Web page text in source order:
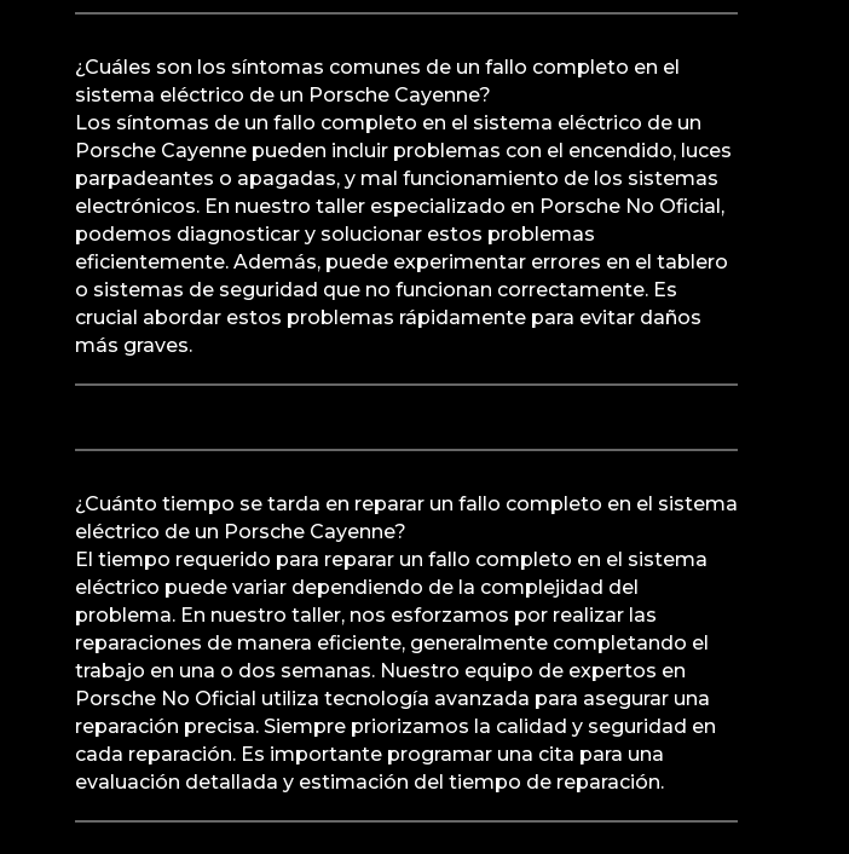
¿Cuáles son los síntomas comunes de un fallo completo en el
sistema eléctrico de un Porsche Cayenne?
Los síntomas de un fallo completo en el sistema eléctrico de un
Porsche Cayenne pueden incluir problemas con el encendido, luces
parpadeantes o apagadas, y mal funcionamiento de los sistemas
electrónicos. En nuestro taller especializado en Porsche No Oficial,
podemos diagnosticar y solucionar estos problemas
eficientemente. Además, puede experimentar errores en el tablero
o sistemas de seguridad que no funcionan correctamente. Es
crucial abordar estos problemas rápidamente para evitar daños
más graves.
¿Cuánto tiempo se tarda en reparar un fallo completo en el sistema
eléctrico de un Porsche Cayenne?
El tiempo requerido para reparar un fallo completo en el sistema
eléctrico puede variar dependiendo de la complejidad del
problema. En nuestro taller, nos esforzamos por realizar las
reparaciones de manera eficiente, generalmente completando el
trabajo en una o dos semanas. Nuestro equipo de expertos en
Porsche No Oficial utiliza tecnología avanzada para asegurar una
reparación precisa. Siempre priorizamos la calidad y seguridad en
cada reparación. Es importante programar una cita para una
evaluación detallada y estimación del tiempo de reparación.